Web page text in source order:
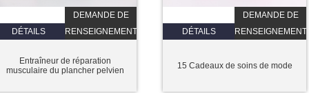
DÉTAILS
DEMANDE DE
RENSEIGNEMENTS
Entraîneur de réparation
musculaire du plancher pelvien
DÉTAILS
DEMANDE DE
RENSEIGNEMENTS
15 Cadeaux de soins de mode